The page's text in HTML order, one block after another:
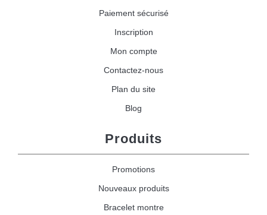
Paiement sécurisé
Inscription
Mon compte
Contactez-nous
Plan du site
Blog
Produits
Promotions
Nouveaux produits
Bracelet montre